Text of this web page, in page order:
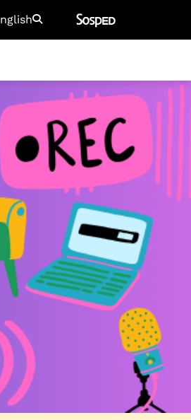
Etsi